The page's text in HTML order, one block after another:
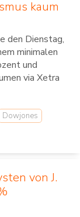
kaum
den Dienstag,
minimalen
und
via Xetra
Dowjones
von J.